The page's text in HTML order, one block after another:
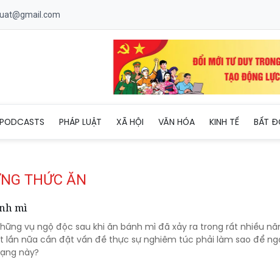
PODCASTS PHÁP LUẬT XÃ HỘI VĂN HÓA KINH TẾ BẤT
THỨC ĂN
mì
vụ ngộ độc sau khi ăn bánh mì đã xảy ra trong rất nhiều
lần nữa cần đặt vấn đề thực sự nghiêm túc phải làm sao để
này?